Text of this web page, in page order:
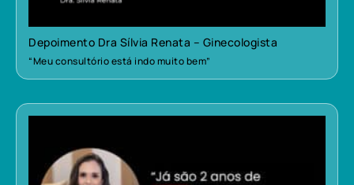
Depoimento Dra Sílvia Renata – Ginecologista
“Meu consultório está indo muito bem”